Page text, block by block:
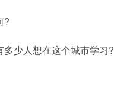
?
少人想在这个城市学习?